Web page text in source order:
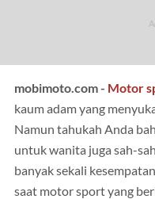
mobimoto.com - Motor
kaum adam yang
Namun tahukah Anda
untuk wanita juga sah-
banyak sekali
saat motor sport yang